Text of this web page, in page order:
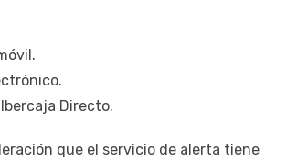
Directo.
que el servicio de alerta tiene